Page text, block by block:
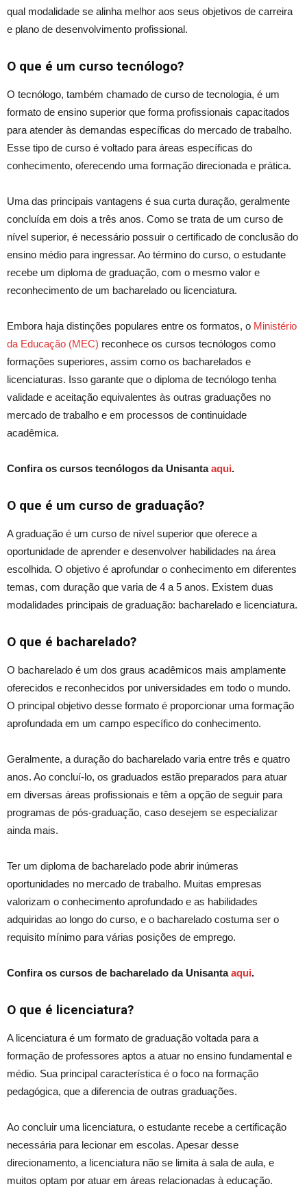
qual modalidade se alinha melhor aos seus objetivos de carreira
e plano de desenvolvimento profissional.
O que é um curso tecnólogo?
O tecnólogo, também chamado de curso de tecnologia, é um
formato de ensino superior que forma profissionais capacitados
para atender às demandas específicas do mercado de trabalho.
Esse tipo de curso é voltado para áreas específicas do
conhecimento, oferecendo uma formação direcionada e prática.
Uma das principais vantagens é sua curta duração, geralmente
concluída em dois a três anos. Como se trata de um curso de
nível superior, é necessário possuir o certificado de conclusão do
ensino médio para ingressar. Ao término do curso, o estudante
recebe um diploma de graduação, com o mesmo valor e
reconhecimento de um bacharelado ou licenciatura.
Embora haja distinções populares entre os formatos, o Ministério
da Educação (MEC) reconhece os cursos tecnólogos como
formações superiores, assim como os bacharelados e
licenciaturas. Isso garante que o diploma de tecnólogo tenha
validade e aceitação equivalentes às outras graduações no
mercado de trabalho e em processos de continuidade
acadêmica.
Confira os cursos tecnólogos da Unisantaaqui.
O que é um curso de graduação?
A graduação é um curso de nível superior que oferece a
oportunidade de aprender e desenvolver habilidades na área
escolhida. O objetivo é aprofundar o conhecimento em diferentes
temas, com duração que varia de 4 a 5 anos. Existem duas
modalidades principais de graduação: bacharelado e licenciatura.
O que é bacharelado?
O bacharelado é um dos graus acadêmicos mais amplamente
oferecidos e reconhecidos por universidades em todo o mundo.
O principal objetivo desse formato é proporcionar uma formação
aprofundada em um campo específico do conhecimento.
Geralmente, a duração do bacharelado varia entre três e quatro
anos. Ao concluí-lo, os graduados estão preparados para atuar
em diversas áreas profissionais e têm a opção de seguir para
programas de pós-graduação, caso desejem se especializar
ainda mais.
Ter um diploma de bacharelado pode abrir inúmeras
oportunidades no mercado de trabalho. Muitas empresas
valorizam o conhecimento aprofundado e as habilidades
adquiridas ao longo do curso, e o bacharelado costuma ser o
requisito mínimo para várias posições de emprego.
Confira os cursos de bacharelado da Unisantaaqui.
O que é licenciatura?
A licenciatura é um formato de graduação voltada para a
formação de professores aptos a atuar no ensino fundamental e
médio. Sua principal característica é o foco na formação
pedagógica, que a diferencia de outras graduações.
Ao concluir uma licenciatura, o estudante recebe a certificação
necessária para lecionar em escolas. Apesar desse
direcionamento, a licenciatura não se limita à sala de aula, e
muitos optam por atuar em áreas relacionadas à educação.